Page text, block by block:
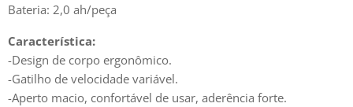
Bateria: 2,0 ah/peça
Característica:
-Design de corpo ergonômico.
-Gatilho de velocidade variável.
-Aperto macio, confortável de usar, aderência forte.